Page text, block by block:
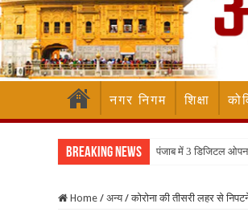
नगर निगम शिक्षा
Breaking News पंजाब में 3 डिजिटल ओपन
Home / अन्य / कोरोना की तीसरी लहर से